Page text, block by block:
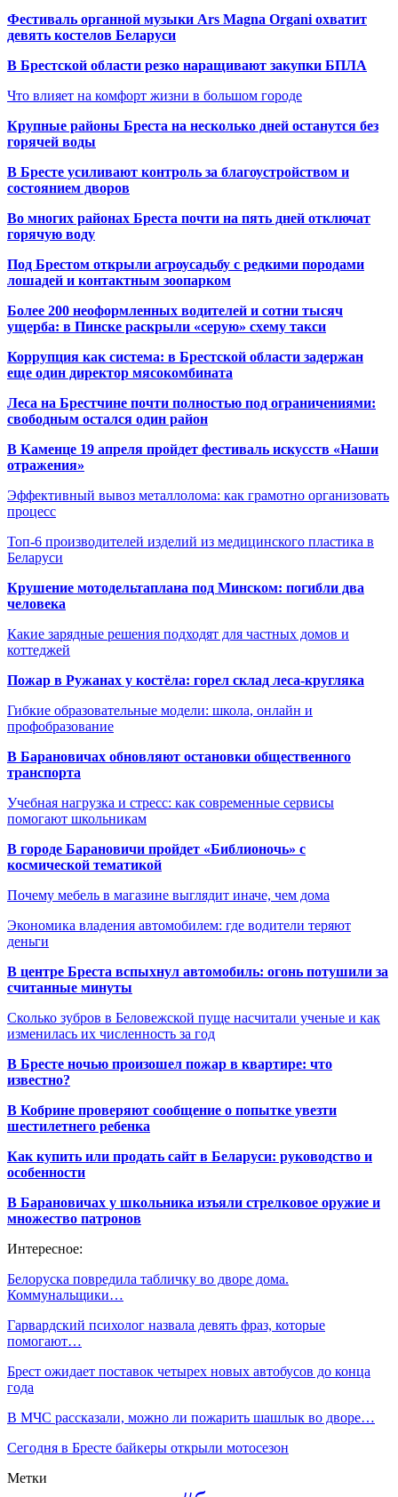
Фестиваль органной музыки Ars Magna Organi охватит
девять костелов Беларуси
В Брестской области резко наращивают закупки БПЛА
Что влияет на комфорт жизни в большом городе
Крупные районы Бреста на несколько дней останутся без
горячей воды
В Бресте усиливают контроль за благоустройством и
состоянием дворов
Во многих районах Бреста почти на пять дней отключат
горячую воду
Под Брестом открыли агроусадьбу с редкими породами
лошадей и контактным зоопарком
Более 200 неоформленных водителей и сотни тысяч
ущерба: в Пинске раскрыли «серую» схему такси
Коррупция как система: в Брестской области задержан
еще один директор мясокомбината
Леса на Брестчине почти полностью под ограничениями:
свободным остался один район
В Каменце 19 апреля пройдет фестиваль искусств «Наши
отражения»
Эффективный вывоз металлолома: как грамотно организовать
процесс
Топ-6 производителей изделий из медицинского пластика в
Беларуси
Крушение мотодельтаплана под Минском: погибли два
человека
Какие зарядные решения подходят для частных домов и
коттеджей
Пожар в Ружанах у костёла: горел склад леса-кругляка
Гибкие образовательные модели: школа, онлайн и
профобразование
В Барановичах обновляют остановки общественного
транспорта
Учебная нагрузка и стресс: как современные сервисы
помогают школьникам
В городе Барановичи пройдет «Библионочь» с
космической тематикой
Почему мебель в магазине выглядит иначе, чем дома
Экономика владения автомобилем: где водители теряют
деньги
В центре Бреста вспыхнул автомобиль: огонь потушили за
считанные минуты
Сколько зубров в Беловежской пуще насчитали ученые и как
изменилась их численность за год
В Бресте ночью произошел пожар в квартире: что
известно?
В Кобрине проверяют сообщение о попытке увезти
шестилетнего ребенка
Как купить или продать сайт в Беларуси: руководство и
особенности
В Барановичах у школьника изъяли стрелковое оружие и
множество патронов
Интересное:
Белоруска повредила табличку во дворе дома.
Коммунальщики…
Гарвардский психолог назвала девять фраз, которые
помогают…
Брест ожидает поставок четырех новых автобусов до конца
года
В МЧС рассказали, можно ли пожарить шашлык во дворе…
Сегодня в Бресте байкеры открыли мотосезон
Метки